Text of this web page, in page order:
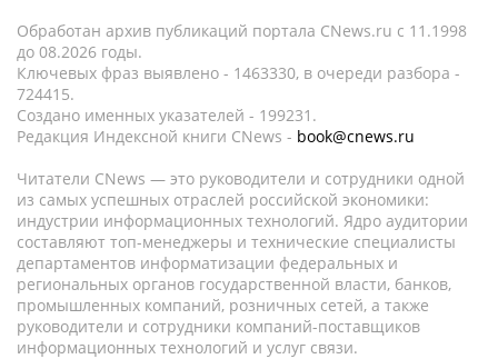
Обработан архив публикаций портала CNews.ru c 11.1998
до 08.2026 годы.
Ключевых фраз выявлено - 1463330, в очереди разбора -
724415.
Создано именных указателей - 199231.
Редакция Индексной книги CNews - book@cnews.ru
Читатели CNews — это руководители и сотрудники одной
из самых успешных отраслей российской экономики:
индустрии информационных технологий. Ядро аудитории
составляют топ-менеджеры и технические специалисты
департаментов информатизации федеральных и
региональных органов государственной власти, банков,
промышленных компаний, розничных сетей, а также
руководители и сотрудники компаний-поставщиков
информационных технологий и услуг связи.